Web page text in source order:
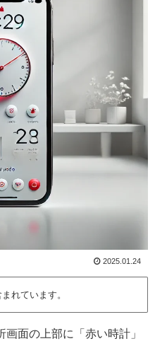
2025.01.24
れています。
面の上部に「赤い時計」